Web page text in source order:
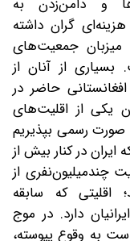
گران داشته
میزبان جمعیت‌های
بسیاری از آنان از
حاضر در
یکی از اقلیت‌های
صورت رسمی بپذیریم
در کنار بیش از
چند‌میلیون‌نفری از
اقلیتی که سابقه
دارد. در موج
به وقوع پیوسته،